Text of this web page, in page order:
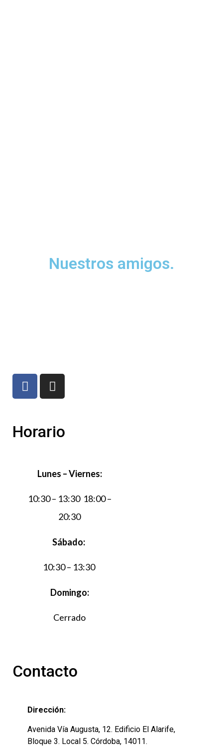
Nuestros amigos.
Horario
Lunes – Viernes:
10:30 – 13:30 18:00 –
20:30
Sábado:
10:30 – 13:30
Domingo:
Cerrado
Contacto
Dirección:
Avenida Vía Augusta, 12. Edificio El Alarife,
Bloque 3. Local 5. Córdoba, 14011.